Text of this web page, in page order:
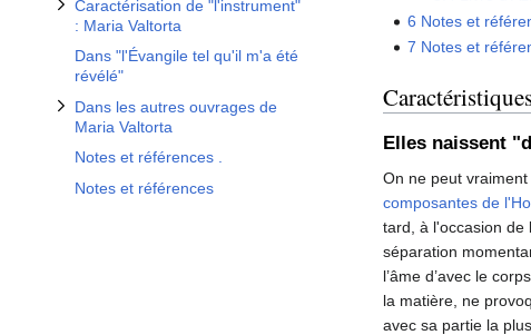
Caractérisation de "l'instrument"
: Maria Valtorta
Dans "l'Évangile tel qu'il m'a été
révélé"
Dans les autres ouvrages de
Maria Valtorta
Notes et références .
Notes et références
6 Notes et
7 Notes et
Elles naissent
On ne peut
composantes de
tard, à l'occasion de
séparation
l’âme d’avec le
la matière, ne
avec sa partie la